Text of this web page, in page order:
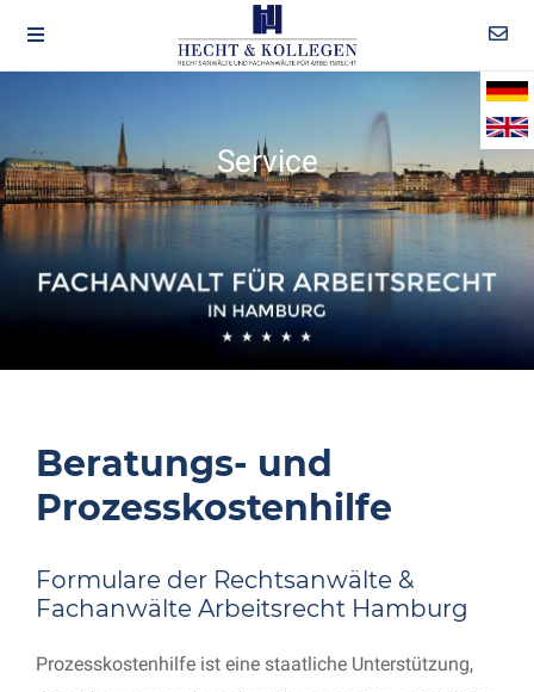
Service
Beratungs- und
Prozesskostenhilfe
Formulare der Rechtsanwälte &
Fachanwälte Arbeitsrecht Hamburg
Prozesskostenhilfe ist eine staatliche Unterstützung,